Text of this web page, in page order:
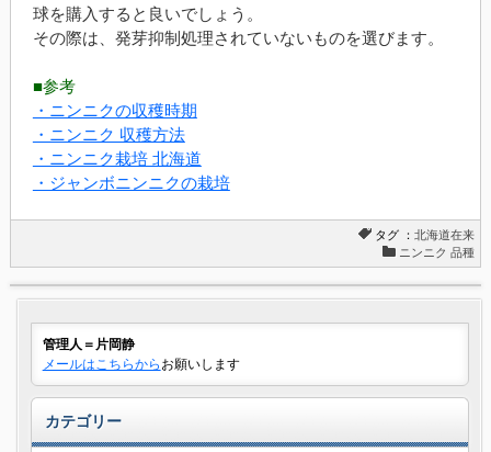
球を購入すると良いでしょう。
その際は、発芽抑制処理されていないものを選びます。
■参考
・ニンニクの収穫時期
・ニンニク 収穫方法
・ニンニク栽培 北海道
・ジャンボニンニクの栽培
タグ ：北海道在来
ニンニク 品種
管理人＝片岡静
メールはこちらから お願いします
カテゴリー